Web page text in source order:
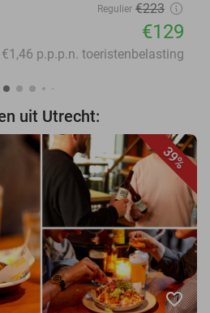
Regulier €223
€129
€1,46 p.p.p.n. toeristenbelasting
uit Utrecht:
39%
favorite_border